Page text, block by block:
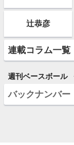
辻恭彦
連載コラム一覧
週刊ベースボール
バックナンバー